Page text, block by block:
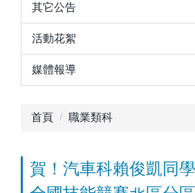
其它公告
活動花絮
媒體報導
首頁 職業類科
賀！汽車科賴俊凱同